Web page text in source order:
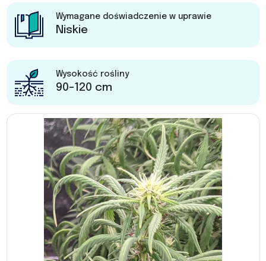
Wymagane doświadczenie w uprawie
Niskie
Wysokość rośliny
90-120 cm